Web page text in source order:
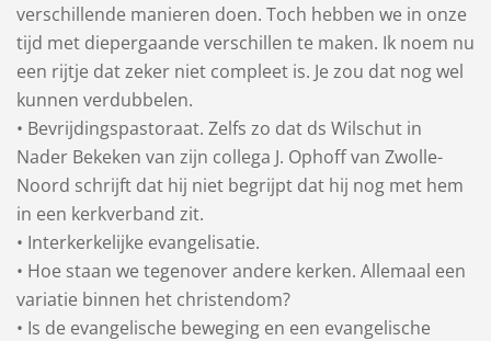
verschillende manieren doen. Toch hebben we in onze
tijd met diepergaande verschillen te maken. Ik noem nu
een rijtje dat zeker niet compleet is. Je zou dat nog wel
kunnen verdubbelen.
• Bevrijdingspastoraat. Zelfs zo dat ds Wilschut in
Nader Bekeken van zijn collega J. Ophoff van Zwolle-
Noord schrijft dat hij niet begrijpt dat hij nog met hem
in een kerkverband zit.
• Interkerkelijke evangelisatie.
• Hoe staan we tegenover andere kerken. Allemaal een
variatie binnen het christendom?
• Is de evangelische beweging en een evangelische